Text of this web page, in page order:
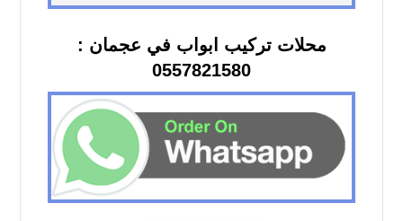
محلات تركيب ابواب في عجمان :
0557821580